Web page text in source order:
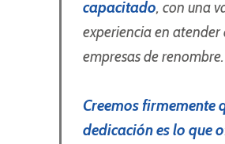
capacitado, con una
experiencia en atender
empresas de renombre.
Creemos firmemente
dedicación es lo que